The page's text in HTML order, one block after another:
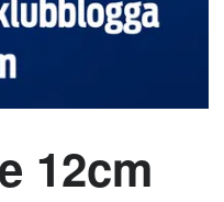
12cm